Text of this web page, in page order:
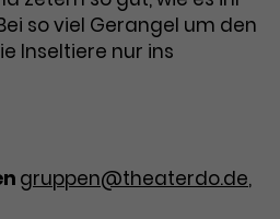
DoubleClick
Werbung und
Wirksamkeit von
so viel Gerangel um den
Inseltiere nur ins
gruppen@theaterdo.de,